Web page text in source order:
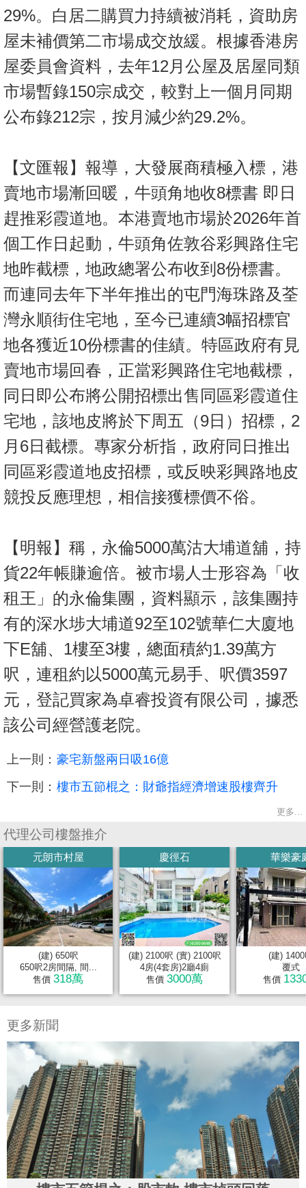
29%。白居二購買力持續被消耗，資助房
屋未補價第二市場成交放緩。根據香港房
屋委員會資料，去年12月公屋及居屋同類
市場暫錄150宗成交，較對上一個月同期
公布錄212宗，按月減少約29.2%。
【文匯報】報導，大發展商積極入標，港
賣地市場漸回暖，牛頭角地收8標書 即日
趕推彩霞道地。本港賣地市場於2026年首
個工作日起動，牛頭角佐敦谷彩興路住宅
地昨截標，地政總署公布收到8份標書。
而連同去年下半年推出的屯門海珠路及荃
灣永順街住宅地，至今已連續3幅招標官
地各獲近10份標書的佳績。特區政府有見
賣地市場回春，正當彩興路住宅地截標，
同日即公布將公開招標出售同區彩霞道住
宅地，該地皮將於下周五（9日）招標，2
月6日截標。專家分析指，政府同日推出
同區彩霞道地皮招標，或反映彩興路地皮
競投反應理想，相信接獲標價不俗。
【明報】稱，永倫5000萬沽大埔道舖，持
貨22年帳賺逾倍。被市場人士形容為「收
租王」的永倫集團，資料顯示，該集團持
有的深水埗大埔道92至102號華仁大廈地
下E舖、1樓至3樓，總面積約1.39萬方
呎，連租約以5000萬元易手、呎價3597
元，登記買家為卓睿投資有限公司，據悉
該公司經營護老院。
上一則： 豪宅新盤兩日吸16億
下一則： 樓市五節棍之：財爺指經濟增速股樓齊升
更多...
代理公司樓盤推介
元朗市村屋
(建) 650呎
650呎2房間隔, 間...
售價 318萬
慶徑石
(建) 2100呎 (實) 2100呎
4房(4套房)2廳4廁
售價 3000萬
華樂豪
(建)
覆式
售價
更多新聞